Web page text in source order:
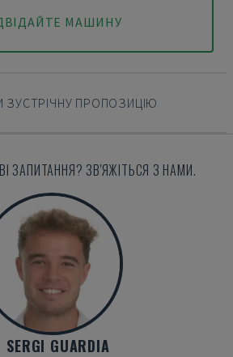
МАШИНУ
ЗУСТРІЧНУ ПРОПОЗИЦІЮ
ЗАПИТАННЯ? ЗВ'ЯЖІТЬСЯ З НАМИ.
SERGI GUARDIA